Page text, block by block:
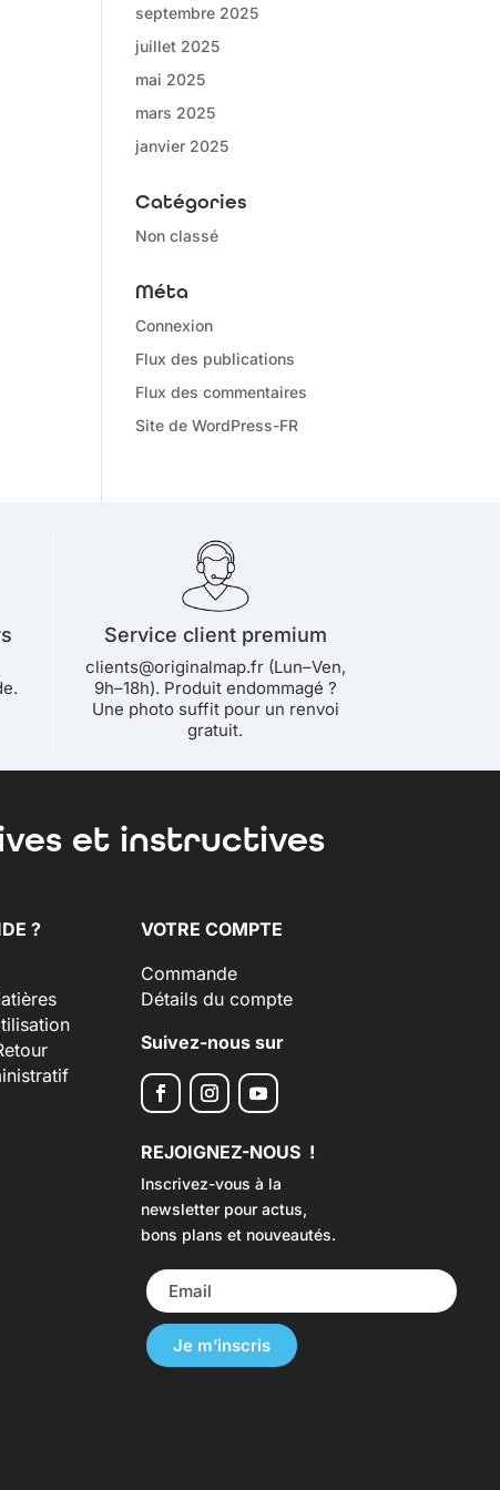
septembre 2025
juillet 2025
mai 2025
mars 2025
janvier 2025
Catégories
Non classé
Méta
Connexion
Flux des publications
Flux des commentaires
Site de WordPress-FR
Service client premium
clients@originalmap.fr (Lun–Ven,
9h–18h). Produit endommagé ?
Une photo suffit pour un renvoi
gratuit.
et instructives
?
VOTRE COMPTE
Commande
Détails du compte
Suivez-nous sur
REJOIGNEZ-NOUS !
Inscrivez-vous à la
newsletter pour actus,
bons plans et nouveautés.